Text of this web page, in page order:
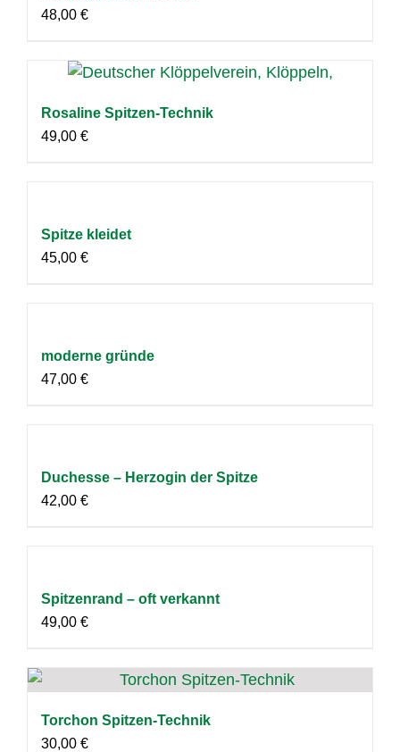
48,00 €
Rosaline Spitzen-Technik
49,00 €
Spitze kleidet
45,00 €
moderne gründe
47,00 €
Duchesse – Herzogin der Spitze
42,00 €
Spitzenrand – oft verkannt
49,00 €
Torchon Spitzen-Technik
30,00 €